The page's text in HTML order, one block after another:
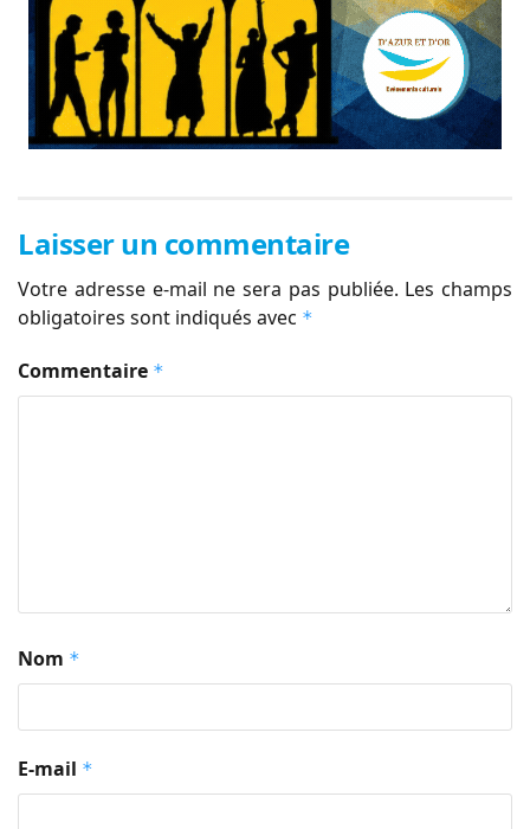
Laisser un commentaire
Votre adresse e-mail ne sera pas publiée. Les champs
obligatoires sont indiqués avec *
Commentaire *
Nom *
E-mail *